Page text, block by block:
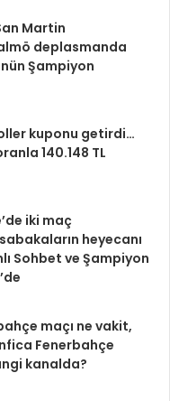
Martin
deplasmanda
Şampiyon
kuponu getirdi…
140.148 TL
iki maç
heyecanı
Sohbet ve Şampiyon
maçı ne vakit,
Fenerbahçe
kanalda?